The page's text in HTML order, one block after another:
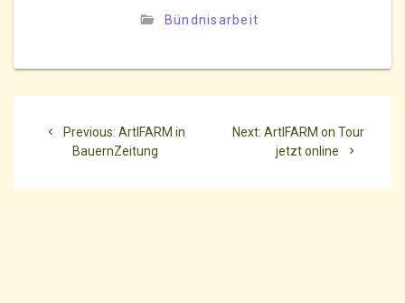
Bündnisarbeit
Previous: Previous
post:
ArtIFARM in
BauernZeitung
Next: Next
post:
ArtIFARM on Tour
jetzt online